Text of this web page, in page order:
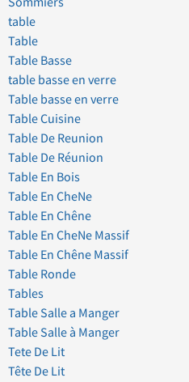
table
Table
Table Basse
table basse en verre
Table basse en verre
Table Cuisine
Table De Reunion
Table De Réunion
Table En Bois
Table En CheNe
Table En Chêne
Table En CheNe Massif
Table En Chêne Massif
Table Ronde
Tables
Table Salle a Manger
Table Salle à Manger
Tete De Lit
Tête De Lit